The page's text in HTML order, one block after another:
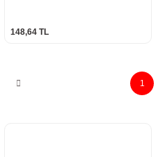
148,64 TL
1